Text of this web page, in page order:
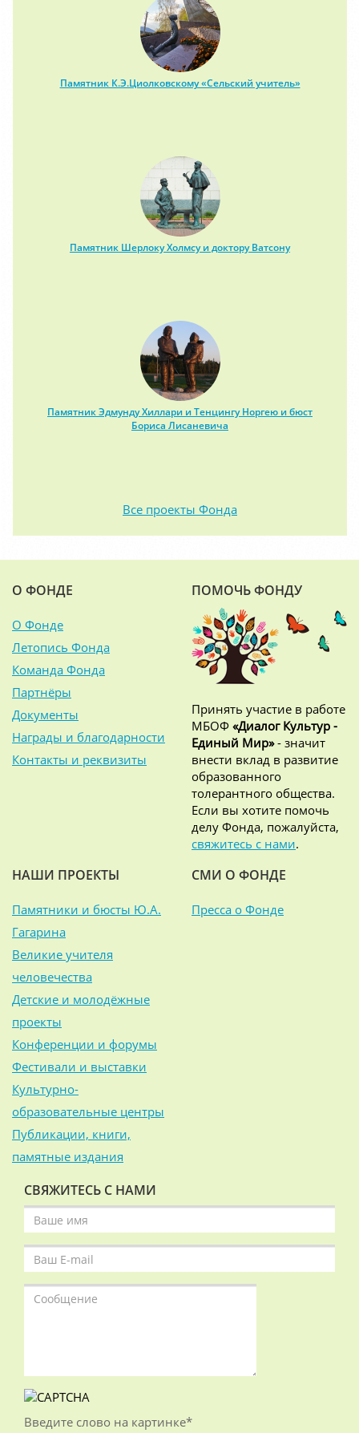
Памятник К.Э.Циолковскому «Сельский учитель»
Памятник Шерлоку Холмсу и доктору Ватсону
Памятник Эдмунду Хиллари и Тенцингу Норгею и бюст
Бориса Лисаневича
Все проекты Фонда
О ФОНДЕ
О Фонде
Летопись Фонда
Команда Фонда
Партнёры
Документы
Награды и благодарности
Контакты и реквизиты
ПОМОЧЬ ФОНДУ
Принять участие в работе
МБОФ «Диалог Культур -
Единый Мир»- значит
внести вклад в развитие
образованного
толерантного общества.
Если вы хотите помочь
делу Фонда, пожалуйста,
свяжитесь с нами.
НАШИ ПРОЕКТЫ
Памятники и бюсты Ю.А.
Гагарина
Великие учителя
человечества
Детские и молодёжные
проекты
Конференции и форумы
Фестивали и выставки
Культурно-
образовательные центры
Публикации, книги,
памятные издания
СМИ О ФОНДЕ
Пресса о Фонде
СВЯЖИТЕСЬ С НАМИ
Введите слово на картинке*